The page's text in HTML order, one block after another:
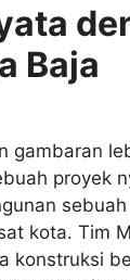
Baja
gambaran
proyek
kota. Tim
konstruksi